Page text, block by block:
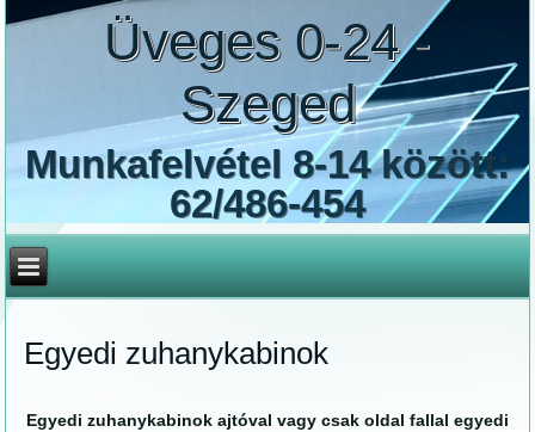
Üveges 0-24 -
Szeged
Munkafelvétel 8-14 között:
62/486-454
Egyedi zuhanykabinok
Egyedi zuhanykabinok ajtóval vagy csak oldal fallal egyedi